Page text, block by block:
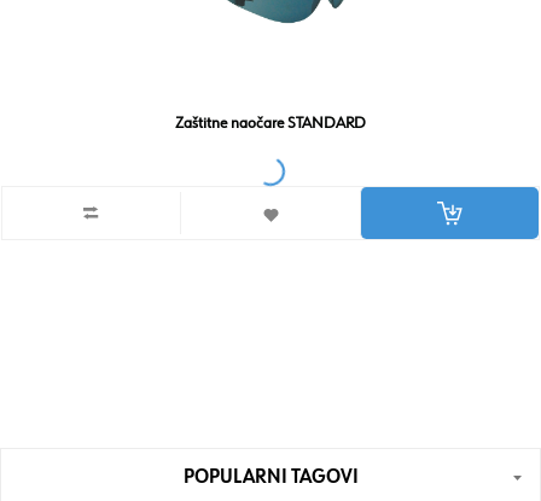
Zaštitne naočare STANDARD
POPULARNI TAGOVI